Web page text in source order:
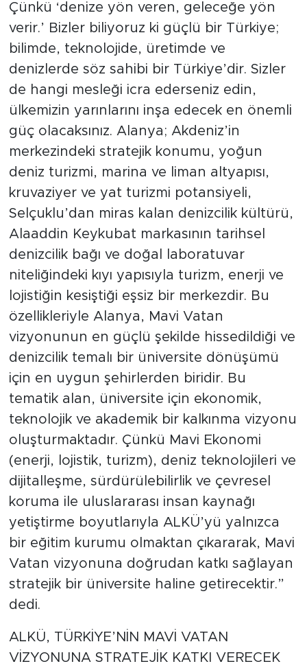
Çünkü ‘denize yön veren, geleceğe yön
verir.’ Bizler biliyoruz ki güçlü bir Türkiye;
bilimde, teknolojide, üretimde ve
denizlerde söz sahibi bir Türkiye’dir. Sizler
de hangi mesleği icra ederseniz edin,
ülkemizin yarınlarını inşa edecek en önemli
güç olacaksınız. Alanya; Akdeniz’in
merkezindeki stratejik konumu, yoğun
deniz turizmi, marina ve liman altyapısı,
kruvaziyer ve yat turizmi potansiyeli,
Selçuklu’dan miras kalan denizcilik kültürü,
Alaaddin Keykubat markasının tarihsel
denizcilik bağı ve doğal laboratuvar
niteliğindeki kıyı yapısıyla turizm, enerji ve
lojistiğin kesiştiği eşsiz bir merkezdir. Bu
özellikleriyle Alanya, Mavi Vatan
vizyonunun en güçlü şekilde hissedildiği ve
denizcilik temalı bir üniversite dönüşümü
için en uygun şehirlerden biridir. Bu
tematik alan, üniversite için ekonomik,
teknolojik ve akademik bir kalkınma vizyonu
oluşturmaktadır. Çünkü Mavi Ekonomi
(enerji, lojistik, turizm), deniz teknolojileri ve
dijitalleşme, sürdürülebilirlik ve çevresel
koruma ile uluslararası insan kaynağı
yetiştirme boyutlarıyla ALKÜ’yü yalnızca
bir eğitim kurumu olmaktan çıkararak, Mavi
Vatan vizyonuna doğrudan katkı sağlayan
stratejik bir üniversite haline getirecektir.”
dedi.
ALKÜ, TÜRKİYE’NİN MAVİ VATAN
VİZYONUNA STRATEJİK KATKI VERECEK